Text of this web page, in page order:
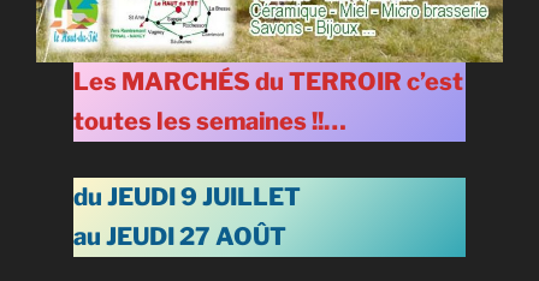
Les MARCHÉS du TERROIR c’est
toutes les semaines !!…
du JEUDI 9 JUILLET
au JEUDI 27 AOÛT